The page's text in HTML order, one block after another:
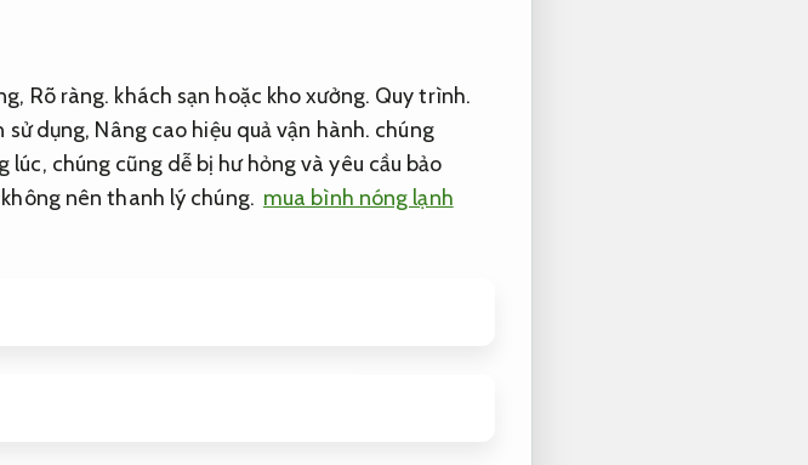
Rõ ràng. khách sạn hoặc kho xưởng. Quy trình.
sử dụng, Nâng cao hiệu quả vận hành. chúng
chúng cũng dễ bị hư hỏng và yêu cầu bảo
nên thanh lý chúng. mua bình nóng lạnh